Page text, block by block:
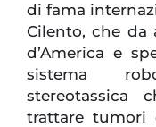
di fama
Cilento, che da
d’America e
sistema
stereotassica
trattare tumori